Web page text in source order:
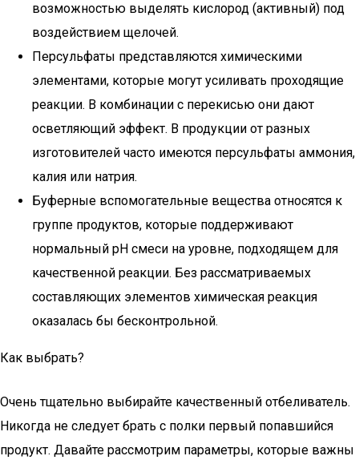
возможностью выделять кислород (активный) под
воздействием щелочей.
Персульфаты представляются химическими
элементами, которые могут усиливать проходящие
реакции. В комбинации с перекисью они дают
осветляющий эффект. В продукции от разных
изготовителей часто имеются персульфаты аммония,
калия или натрия.
Буферные вспомогательные вещества относятся к
группе продуктов, которые поддерживают
нормальный pH смеси на уровне, подходящем для
качественной реакции. Без рассматриваемых
составляющих элементов химическая реакция
оказалась бы бесконтрольной.
Как выбрать?
Очень тщательно выбирайте качественный отбеливатель.
Никогда не следует брать с полки первый попавшийся
продукт. Давайте рассмотрим параметры, которые важны